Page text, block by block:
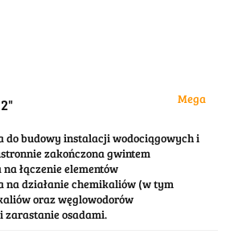
Mega
do budowy instalacji wodociągowych i
zakończona gwintem
łączenie elementów
na działanie chemikaliów (w tym
oraz węglowodorów
osadami.